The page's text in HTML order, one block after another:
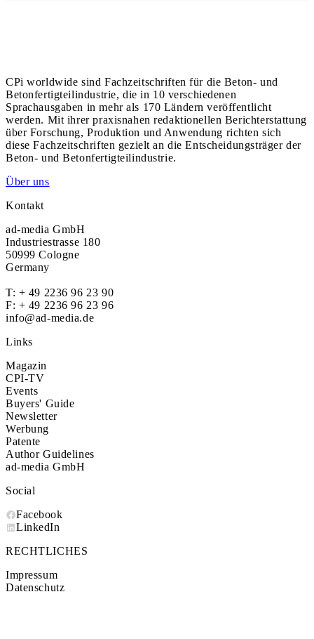
CPi worldwide sind Fachzeitschriften für die Beton- und
Betonfertigteilindustrie, die in 10 verschiedenen
Sprachausgaben in mehr als 170 Ländern veröffentlicht
werden. Mit ihrer praxisnahen redaktionellen Berichterstattung
über Forschung, Produktion und Anwendung richten sich
diese Fachzeitschriften gezielt an die Entscheidungsträger der
Beton- und Betonfertigteilindustrie.
Über uns
Kontakt
ad-media GmbH
Industriestrasse 180
50999 Cologne
Germany
T: + 49 2236 96 23 90
F: + 49 2236 96 23 96
info@ad-media.de
Links
Magazin
CPI-TV
Events
Buyers' Guide
Newsletter
Werbung
Patente
Author Guidelines
ad-media GmbH
Social
Facebook
LinkedIn
RECHTLICHES
Impressum
Datenschutz